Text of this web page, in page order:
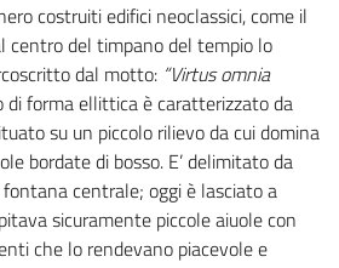
costruiti edifici neoclassici, come il
l centro del timpano del tempio lo
dal motto: “Virtus omnia
di forma ellitticaècaratterizzato da
to su un piccolo rilievo da cui domina
bordate di bosso. E’delimitato da
fontana centrale; oggi è lasciato a
sicuramente piccole aiuole con
che lo rendevano piacevole e